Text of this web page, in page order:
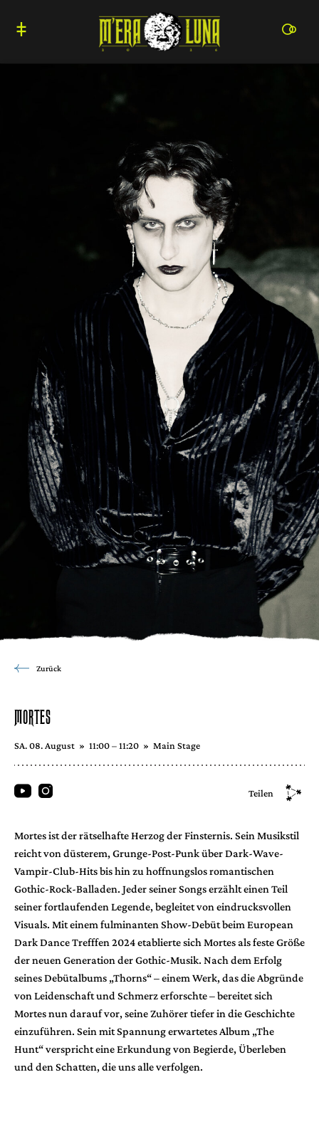
Zurück
MORTES
SA. 08. August » 11:00 – 11:20 » Main Stage
Teilen
Mortes ist der rätselhafte Herzog der Finsternis. Sein Musikstil
reicht von düsterem, Grunge-Post-Punk über Dark-Wave-
Vampir-Club-Hits bis hin zu hoffnungslos romantischen
Gothic-Rock-Balladen. Jeder seiner Songs erzählt einen Teil
seiner fortlaufenden Legende, begleitet von eindrucksvollen
Visuals. Mit einem fulminanten Show-Debüt beim European
Dark Dance Trefffen 2024 etablierte sich Mortes als feste Größe
der neuen Generation der Gothic-Musik. Nach dem Erfolg
seines Debütalbums „Thorns“ – einem Werk, das die Abgründe
von Leidenschaft und Schmerz erforschte – bereitet sich
Mortes nun darauf vor, seine Zuhörer tiefer in die Geschichte
einzuführen. Sein mit Spannung erwartetes Album „The
Hunt“ verspricht eine Erkundung von Begierde, Überleben
und den Schatten, die uns alle verfolgen.